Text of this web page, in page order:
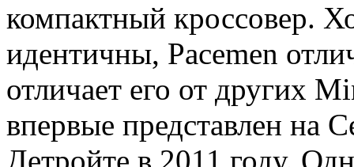
компактный кроссовер.
идентичны, Pacemen
отличает его от других
впервые представлен на
Детройте в 2011 году.